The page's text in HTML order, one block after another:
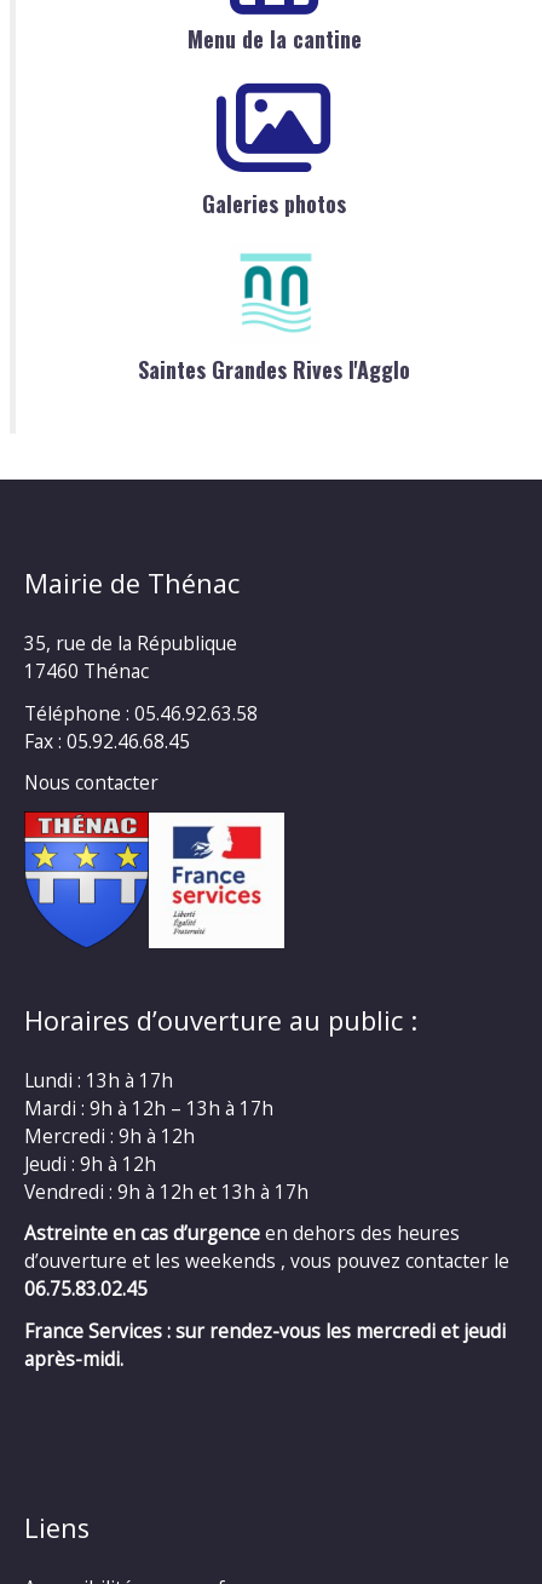
Menu de la cantine
Galeries photos
Saintes Grandes Rives l'Agglo
Mairie de Thénac
35, rue de la République
17460 Thénac
Téléphone : 05.46.92.63.58
Fax : 05.92.46.68.45
Nous contacter
Horaires d’ouverture au public :
Lundi : 13h à 17h
Mardi : 9h à 12h – 13h à 17h
Mercredi : 9h à 12h
Jeudi : 9h à 12h
Vendredi : 9h à 12h et 13h à 17h
Astreinte en cas d’urgenceen dehors des heures
d’ouverture et les weekends , vous pouvez contacter le
06.75.83.02.45
France Services : sur rendez-vous les mercredi et jeudi
après-midi.
Liens